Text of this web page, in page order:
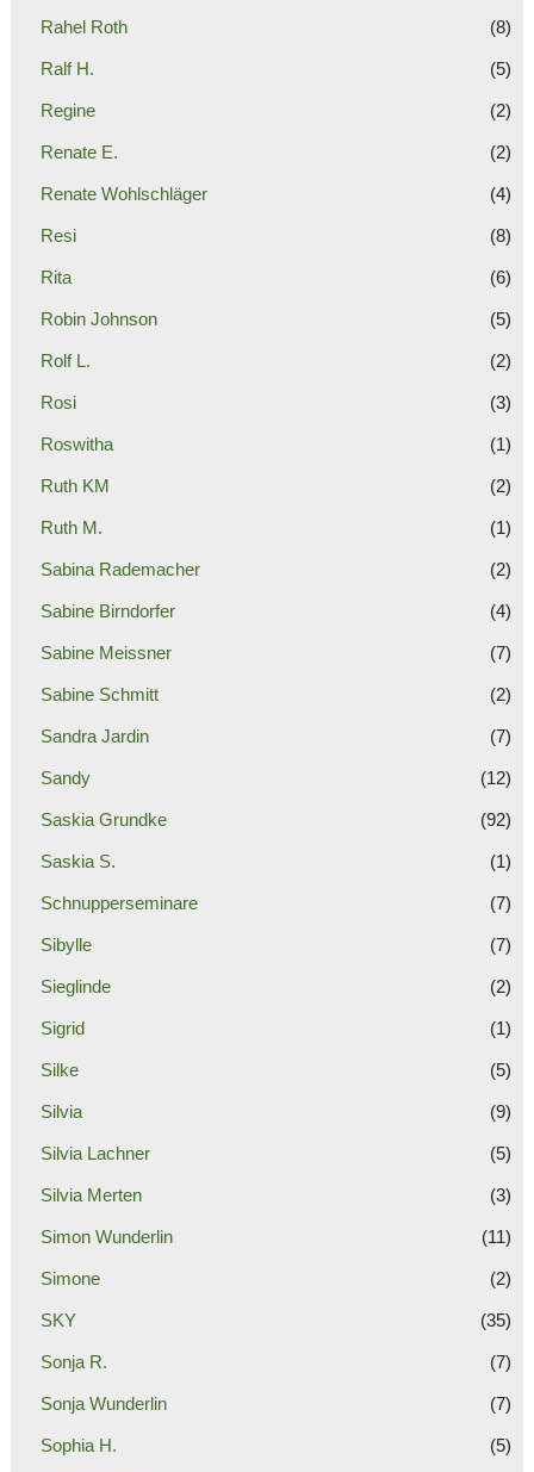
Rahel Roth (8)
Ralf H. (5)
Regine (2)
Renate E. (2)
Renate Wohlschläger (4)
Resi (8)
Rita (6)
Robin Johnson (5)
Rolf L. (2)
Rosi (3)
Roswitha (1)
Ruth KM (2)
Ruth M. (1)
Sabina Rademacher (2)
Sabine Birndorfer (4)
Sabine Meissner (7)
Sabine Schmitt (2)
Sandra Jardin (7)
Sandy (12)
Saskia Grundke (92)
Saskia S. (1)
Schnupperseminare (7)
Sibylle (7)
Sieglinde (2)
Sigrid (1)
Silke (5)
Silvia (9)
Silvia Lachner (5)
Silvia Merten (3)
Simon Wunderlin (11)
Simone (2)
SKY (35)
Sonja R. (7)
Sonja Wunderlin (7)
Sophia H. (5)